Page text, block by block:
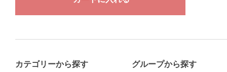
カテゴリーから探す グループから探す